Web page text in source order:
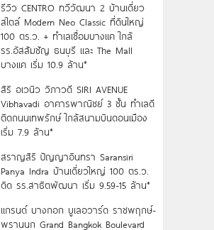
รีวิว CENTRO ทวีวัฒนา 2 บ้านเดี่ยว
สไตล์ Modern Neo Classic ที่ดินใหญ่
100 ตร.ว. + ทำเลเชื่อมบางแค ใกล้
รร.อัสสัมชัญ ธนบุรี และ The Mall
บางแค เริ่ม 10.9 ล้าน*
สิริ อเวนิว วิภาวดี SIRI AVENUE
Vibhavadi อาคารพาณิชย์ 3 ชั้น ทำเลดี
ติดถนนเทพรักษ์ ใกล้สนามบินดอนเมือง
เริ่ม 7.9 ล้าน*
สราญสิริ ปัญญาอินทรา Saransiri
Panya Indra บ้านเดี่ยวใหญ่ 100 ตร.ว.
ดิด รร.สาธิตพัฒนา เริ่ม 9.59-15 ล้าน*
แกรนด์ บางกอก บูเลอวาร์ด ราชพฤกษ์-
พรานนก Grand Bangkok Boulevard